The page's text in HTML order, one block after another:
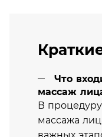
Что
массаж
В
массажа
важных